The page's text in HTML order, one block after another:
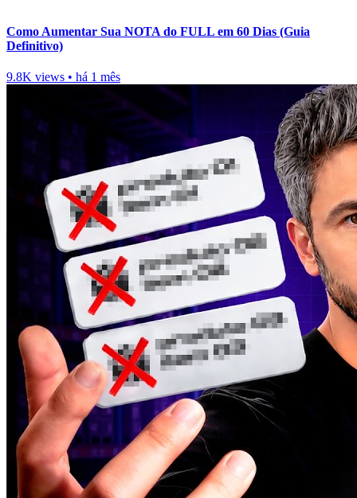
Como Aumentar Sua NOTA do FULL em 60 Dias (Guia
Definitivo)
9.8K views • há 1 mês